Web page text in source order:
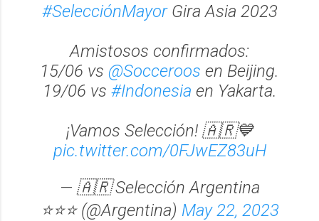
#SelecciónMayorGira Asia 2023
Amistosos confirmados:
15/06 vs @Socceroos en Beijing.
19/06 vs #Indonesia en Yakarta.
¡Vamos Selección! 🇦🇷💙
pic.twitter.com/0FJwEZ83uH
— 🇦🇷 Selección Argentina
⭐⭐⭐ (@Argentina) May 22, 2023